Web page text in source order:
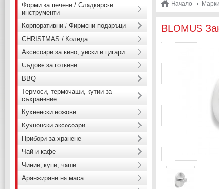
Начало Марки
BLOMUS
Форми за печене / Сладкарски
инструменти
Корпоративни / Фирмени подаръци
CHRISTMAS / Коледа
Аксесоари за вино, уиски и цигари
Съдове за готвене
BBQ
Термоси, термочаши, кутии за
съхранение
Кухненски ножове
Кухненски аксесоари
Прибори за хранене
Чай и кафе
Чинии, купи, чаши
Аранжиране на маса